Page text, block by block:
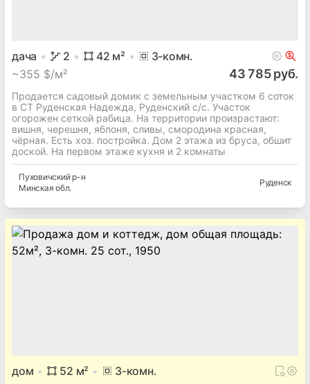
дача 2 42 м² 3-комн.
~355 $/м² 43 785 руб.
Продается садовый домик с земельным участком 6 соток
в СТ Руденская Надежда, Руденский с/с. Участок
огорожен сеткой рабица. На территории произрастают:
вишня, черешня, яблоня, сливы, смородина красная,
чёрная. Есть хоз. постройка. Дом 2 этажа из бруса, обшит
доской. На первом этаже кухня и 2 комнаты
Пуховичскийр-н
Минская обл.
Руденск
дом 52 м² 3-комн.